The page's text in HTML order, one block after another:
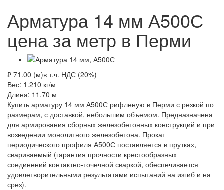
Арматура 14 мм А500С
цена за метр в Перми
₽ 71.00 (м)в т.ч. НДС (20%)
Вес: 1.210 кг/м
Длина: 11.70 м
Купить арматуру 14 мм А500С рифленую в Перми с резкой по
размерам, с доставкой, небольшим объемом. Предназначена
для армирования сборных железобетонных конструкций и при
возведении монолитного железобетона. Прокат
периодического профиля А500С поставляется в прутках,
свариваемый (гарантия прочности крестообразных
соединений контактно-точечной сваркой, обеспечивается
удовлетворительными результатами испытаний на изгиб и на
срез).